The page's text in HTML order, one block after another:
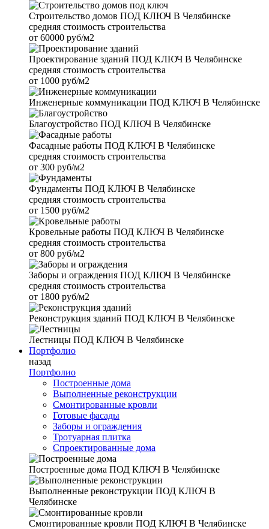
Строительство домов ПОД КЛЮЧ В Челябинске
средняя стоимость строительства
от 60000 руб/м2
Проектирование зданий ПОД КЛЮЧ В Челябинске
средняя стоимость строительства
от 1000 руб/м2
Инженерные коммуникации ПОД КЛЮЧ В Челябинске
Благоустройство ПОД КЛЮЧ В Челябинске
Фасадные работы ПОД КЛЮЧ В Челябинске
средняя стоимость строительства
от 300 руб/м2
Фундаменты ПОД КЛЮЧ В Челябинске
средняя стоимость строительства
от 1500 руб/м2
Кровельные работы ПОД КЛЮЧ В Челябинске
средняя стоимость строительства
от 800 руб/м2
Заборы и ограждения ПОД КЛЮЧ В Челябинске
средняя стоимость строительства
от 1800 руб/м2
Реконструкция зданий ПОД КЛЮЧ В Челябинске
Лестницы ПОД КЛЮЧ В Челябинске
Портфолио
назад
Портфолио
Построенные дома
Выполненные реконструкции
Смонтированные кровли
Готовые фасады
Заборы и ограждения
Тротуарная плитка
Спроектированные дома
Построенные дома ПОД КЛЮЧ В Челябинске
Выполненные реконструкции ПОД КЛЮЧ В
Челябинске
Смонтированные кровли ПОД КЛЮЧ В Челябинске